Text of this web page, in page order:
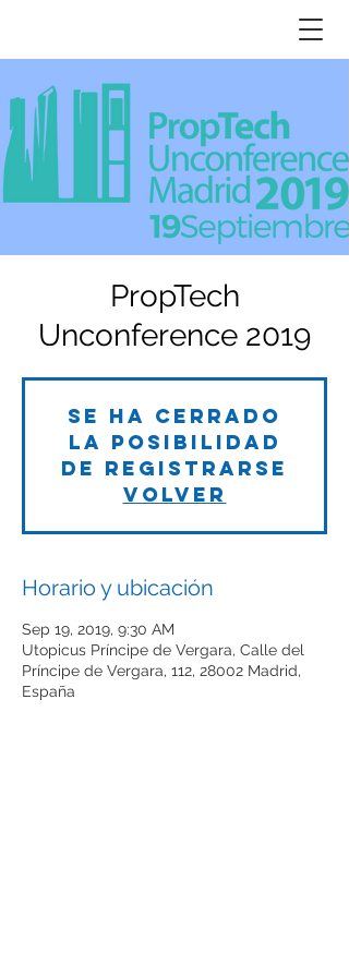
PropTech
Unconference 2019
Se ha cerrado
la posibilidad
de registrarse
Volver
Horario y ubicación
Sep 19, 2019, 9:30 AM
Utopicus Príncipe de Vergara, Calle del
Príncipe de Vergara, 112, 28002 Madrid,
España